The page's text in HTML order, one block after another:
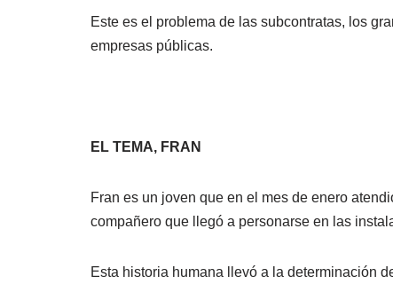
Este es el problema de las subcontratas, los
empresas públicas.
EL TEMA, FRAN
Fran es un joven que en el mes de enero
compañero que llegó a personarse en las
Esta historia humana llevó a la determinación